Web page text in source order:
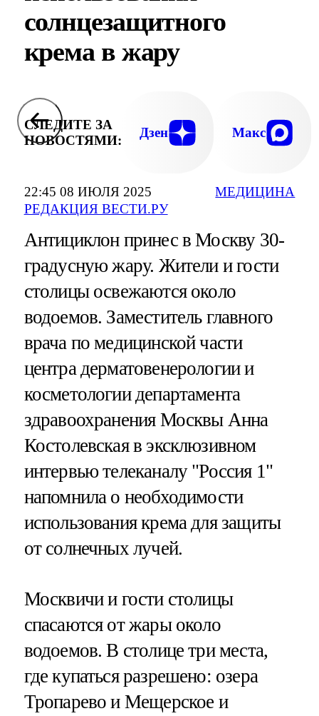
22:45 08 ИЮЛЯ 2025
РЕДАКЦИЯ ВЕСТИ.РУ
МЕДИЦИНА
солнцезащитного
крема в жару
СЛЕДИТЕ ЗА
НОВОСТЯМИ:
Дзен Макс
Антициклон принес в Москву 30-
градусную жару. Жители и гости
столицы освежаются около
водоемов. Заместитель главного
врача по медицинской части
центра дерматовенерологии и
косметологии департамента
здравоохранения Москвы Анна
Костолевская в эксклюзивном
интервью телеканалу "Россия 1"
напомнила о необходимости
использования крема для защиты
от солнечных лучей.
Москвичи и гости столицы
спасаются от жары около
водоемов. В столице три места,
где купаться разрешено: озера
Тропарево и Мещерское и